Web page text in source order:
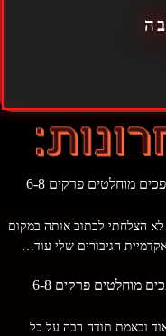
מוחלטים פרקים 6-8
לא הצלחתי לכתוב אותה במקום
הגיבורים שלי עוד…
מוחלטים פרקים 6-8
ובאמת תודה רבה על כל